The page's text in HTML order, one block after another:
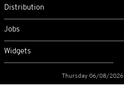
Distribution
Jobs
Widgets
Thursday 06/08/2026